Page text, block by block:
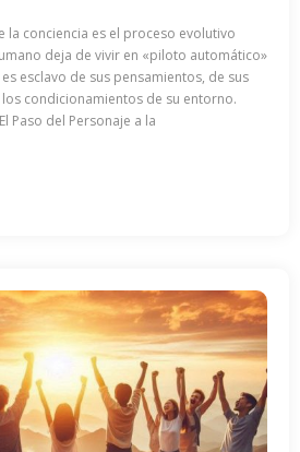
la conciencia es el proceso evolutivo
deja de vivir en «piloto automático»
esclavo de sus pensamientos, de sus
condicionamientos de su entorno.
Paso del Personaje a la